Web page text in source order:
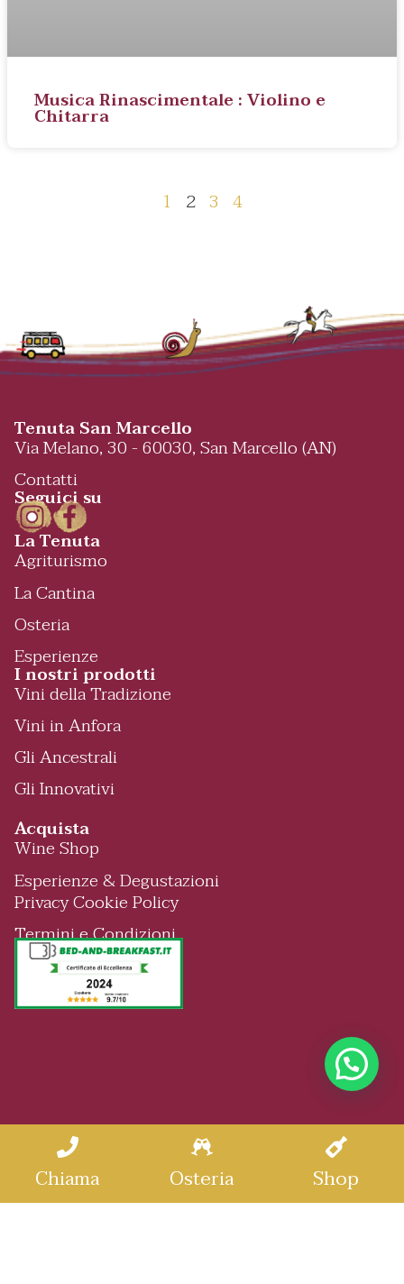
Musica Rinascimentale : Violino e
Chitarra
1 2 3 4
Tenuta San Marcello
Via Melano, 30 - 60030, San Marcello (AN)
Contatti
Seguici su
La Tenuta
Agriturismo
La Cantina
Osteria
Esperienze
I nostri prodotti
Vini della Tradizione
Vini in Anfora
Gli Ancestrali
Gli Innovativi
Acquista
Wine Shop
Esperienze & Degustazioni
Privacy Cookie Policy
Termini e Condizioni
Chiama Osteria Shop